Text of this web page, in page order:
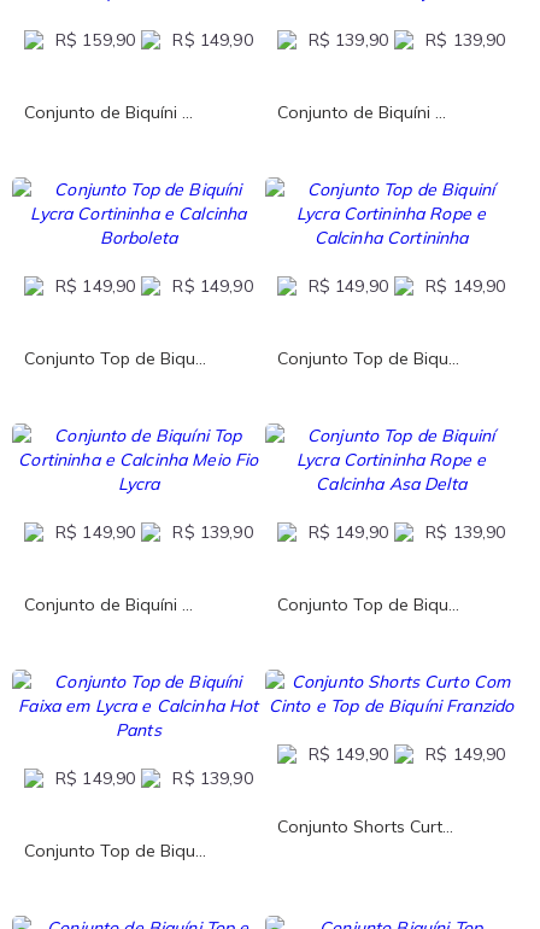
R$ 159,90 R$ 149,90
Conjunto de Biquíni ...
R$ 139,90 R$ 139,90
Conjunto de Biquíni ...
R$ 149,90 R$ 149,90
Conjunto Top de Biqu...
R$ 149,90 R$ 149,90
Conjunto Top de Biqu...
R$ 149,90 R$ 139,90
Conjunto de Biquíni ...
R$ 149,90 R$ 139,90
Conjunto Top de Biqu...
R$ 149,90 R$ 139,90
Conjunto Top de Biqu...
R$ 149,90 R$ 149,90
Conjunto Shorts Curt...